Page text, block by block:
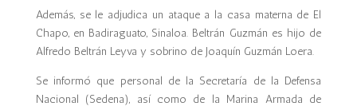
Además, se le adjudica un ataque a la casa materna de El
Chapo, en Badiraguato, Sinaloa. Beltrán Guzmán es hijo de
Alfredo Beltrán Leyva y sobrino de Joaquín Guzmán Loera.
Se informó que personal de la Secretaría de la Defensa
Nacional (Sedena), así como de la Marina Armada de